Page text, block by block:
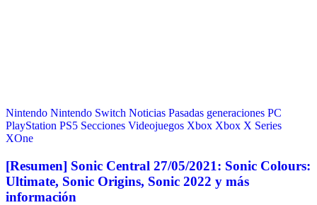
Nintendo Nintendo Switch Noticias Pasadas generaciones PC
PlayStation PS5 Secciones Videojuegos Xbox Xbox X Series
XOne
[Resumen] Sonic Central 27/05/2021: Sonic Colours:
Ultimate, Sonic Origins, Sonic 2022 y más
información